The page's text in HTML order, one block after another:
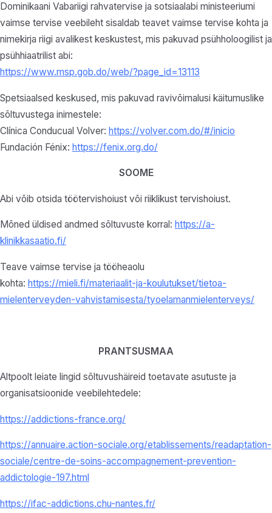
Dominikaani Vabariigi rahvatervise ja sotsiaalabi ministeeriumi
vaimse tervise veebileht sisaldab teavet vaimse tervise kohta ja
nimekirja riigi avalikest keskustest, mis pakuvad psühholoogilist ja
psühhiaatrilist abi:
https://www.msp.gob.do/web/?page_id=13113
Spetsiaalsed keskused, mis pakuvad ravivõimalusi käitumuslike
sõltuvustega inimestele:
Clínica Conducual Volver: https://volver.com.do/#/inicio
Fundación Fénix: https://fenix.org.do/
SOOME
Abi võib otsida töötervishoiust või riiklikust tervishoiust.
Mõned üldised andmed sõltuvuste korral: https://a-
klinikkasaatio.fi/
Teave vaimse tervise ja tööheaolu
kohta: https://mieli.fi/materiaalit-ja-koulutukset/tietoa-
mielenterveyden-vahvistamisesta/tyoelamanmielenterveys/
PRANTSUSMAA
Altpoolt leiate lingid sõltuvushäireid toetavate asutuste ja
organisatsioonide veebilehtedele:
https://addictions-france.org/
https://annuaire.action-sociale.org/etablissements/readaptation-
sociale/centre-de-soins-accompagnement-prevention-
addictologie-197.html
https://ifac-addictions.chu-nantes.fr/